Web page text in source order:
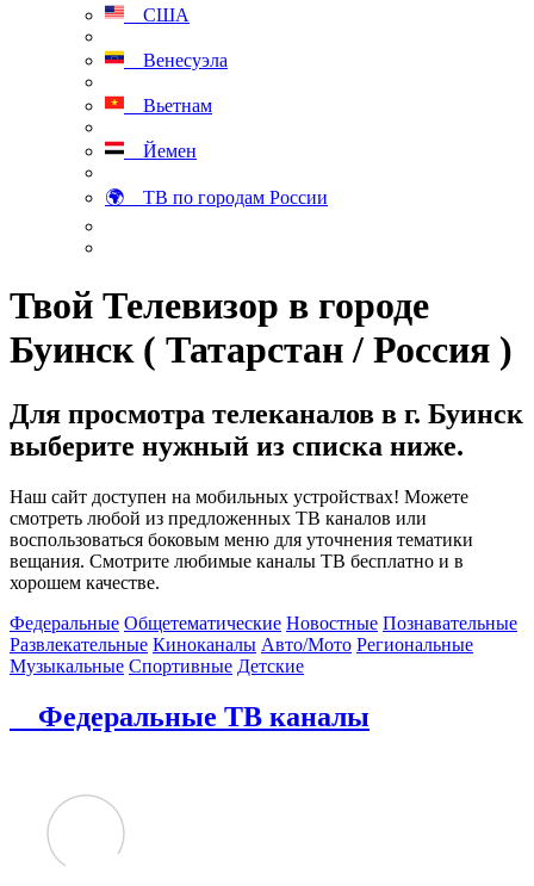
США
Венесуэла
Вьетнам
Йемен
🌍 ТВ по городам России
Твой Телевизор в городе
Буинск ( Татарстан / Россия )
Для просмотра телеканалов в г. Буинск
выберите нужный из списка ниже.
Наш сайт доступен на мобильных устройствах! Можете
смотреть любой из предложенных ТВ каналов или
воспользоваться боковым меню для уточнения тематики
вещания. Смотрите любимые каналы ТВ бесплатно и в
хорошем качестве.
Федеральные Общетематические Новостные Познавательные
Развлекательные Киноканалы Авто/Мото Региональные
Музыкальные Спортивные Детские
Федеральные ТВ каналы